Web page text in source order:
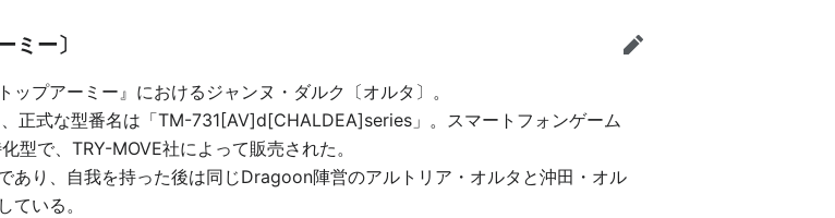
ミー〕
編集
プアーミー』におけるジャンヌ・ダルク〔オルタ〕。
正式な型番名は「TM-731[AV]d[CHALDEA]series」。スマートフォンゲーム
型で、TRY-MOVE社によって販売された。
あり、自我を持った後は同じDragoon陣営のアルトリア・オルタと沖田・オル
ている。